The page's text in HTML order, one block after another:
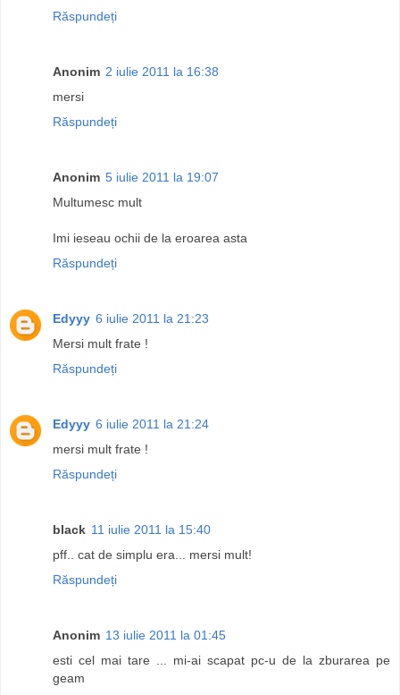
Răspundeți
Anonim 2 iulie 2011 la 16:38
mersi
Răspundeți
Anonim 5 iulie 2011 la 19:07
Multumesc mult
Imi ieseau ochii de la eroarea asta
Răspundeți
Edyyy 6 iulie 2011 la 21:23
Mersi mult frate !
Răspundeți
Edyyy 6 iulie 2011 la 21:24
mersi mult frate !
Răspundeți
black 11 iulie 2011 la 15:40
pff.. cat de simplu era... mersi mult!
Răspundeți
Anonim 13 iulie 2011 la 01:45
esti cel mai tare ... mi-ai scapat pc-u de la zburarea pe
geam